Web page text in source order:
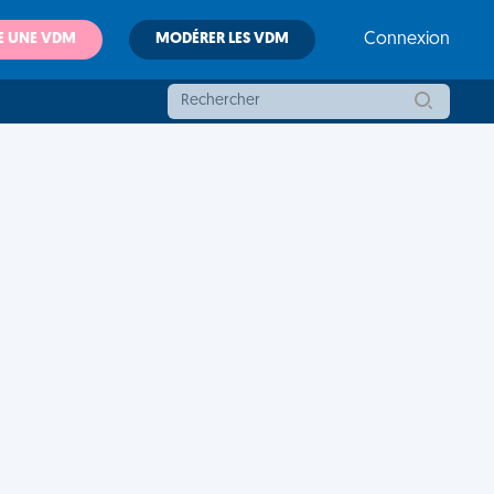
UNE VDM MODÉRER LES VDM Connexion